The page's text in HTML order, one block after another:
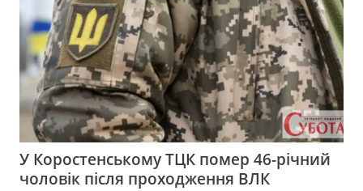
У Коростенському ТЦК помер 46-річний
чоловік після проходження ВЛК